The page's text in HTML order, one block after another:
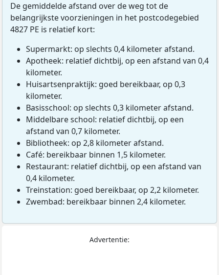
De gemiddelde afstand over de weg tot de
belangrijkste voorzieningen in het postcodegebied
4827 PE is relatief kort:
Supermarkt: op slechts 0,4 kilometer afstand.
Apotheek: relatief dichtbij, op een afstand van 0,4
kilometer.
Huisartsenpraktijk: goed bereikbaar, op 0,3
kilometer.
Basisschool: op slechts 0,3 kilometer afstand.
Middelbare school: relatief dichtbij, op een
afstand van 0,7 kilometer.
Bibliotheek: op 2,8 kilometer afstand.
Café: bereikbaar binnen 1,5 kilometer.
Restaurant: relatief dichtbij, op een afstand van
0,4 kilometer.
Treinstation: goed bereikbaar, op 2,2 kilometer.
Zwembad: bereikbaar binnen 2,4 kilometer.
Advertentie: